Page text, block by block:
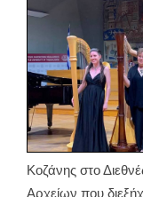
Κοζάνης στο
Αρχείων που